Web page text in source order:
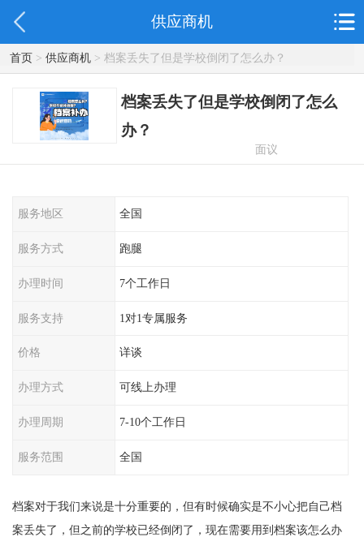
供应商机
首页> 供应商机> 档案丢失了但是学校倒闭了怎么办？
档案丢失了但是学校倒闭了怎么
办？
面议
服务地区 全国
服务方式 跑腿
办理时间 7个工作日
服务支持 1对1专属服务
价格 详谈
办理方式 可线上办理
办理周期 7-10个工作日
服务范围 全国
档案对于我们来说是十分重要的，但有时候确实是不小心把自己档
案丢失了，但之前的学校已经倒闭了，现在需要用到档案该怎么办